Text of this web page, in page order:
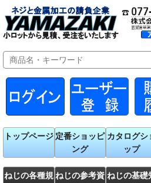
トップページ 定番ショッピ
ング
カタログシ
ップ
ねじの各種規 ねじの参考資 ねじの基礎